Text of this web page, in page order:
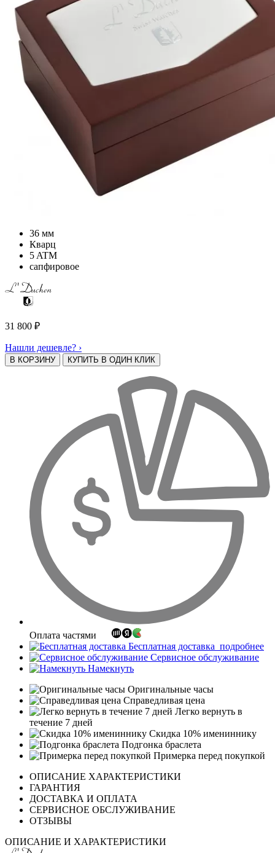
36 мм
Кварц
5 ATM
сапфировое
31 800 ₽
Нашли дешевле? ›
В КОРЗИНУ КУПИТЬ В ОДИН КЛИК
Оплата частями
Бесплатная доставка подробнее
Сервисное обслуживание
Намекнуть
Оригинальные часы
Справедливая цена
Легко вернуть в
течение 7 дней
Скидка 10% имениннику
Подгонка браслета
Примерка перед покупкой
ОПИСАНИЕ ХАРАКТЕРИСТИКИ
ГАРАНТИЯ
ДОСТАВКА И ОПЛАТА
СЕРВИСНОЕ ОБСЛУЖИВАНИЕ
ОТЗЫВЫ
ОПИСАНИЕ И ХАРАКТЕРИСТИКИ